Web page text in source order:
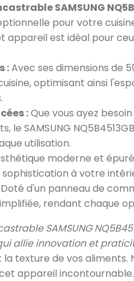
SAMSUNG
pour votre
appareil est idéal pour
:Avec ses dimensions de
optimisant ainsi
:Que vous ayez
le SAMSUNG
utilisation.
moderne et
à votre
Doté d'un panneau de
rendant chaque
SAMSUNG
allie innovation et
texture de vos aliments.
appareil incontournable.